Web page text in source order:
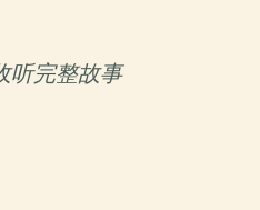
听完整故事